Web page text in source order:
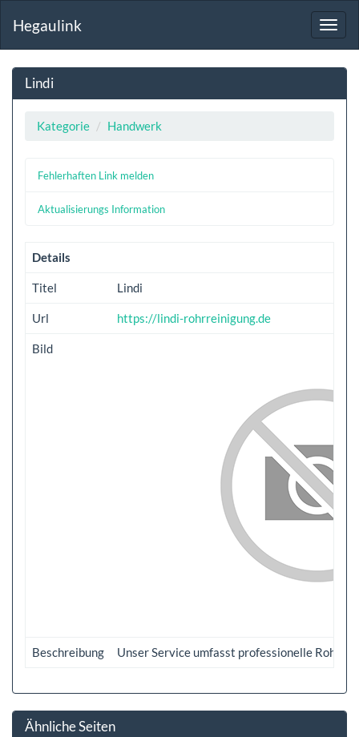
Hegaulink
Lindi
Kategorie Handwerk
Fehlerhaften Link melden
Aktualisierungs Information
Details
Titel Lindi
Url https://lindi-rohrreinigung.de
Bild
Beschreibung Unser Service umfasst professionelle
Ähnliche Seiten